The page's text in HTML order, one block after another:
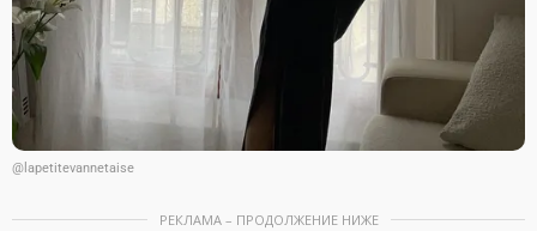
@lapetitevannetaise
РЕКЛАМА – ПРОДОЛЖЕНИЕ НИЖЕ